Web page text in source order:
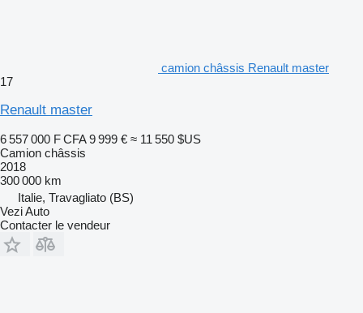
camion châssis Renault master
17
Renault master
6 557 000 F CFA 9 999 € ≈ 11 550 $US
Camion châssis
2018
300 000 km
Italie, Travagliato (BS)
Vezi Auto
Contacter le vendeur